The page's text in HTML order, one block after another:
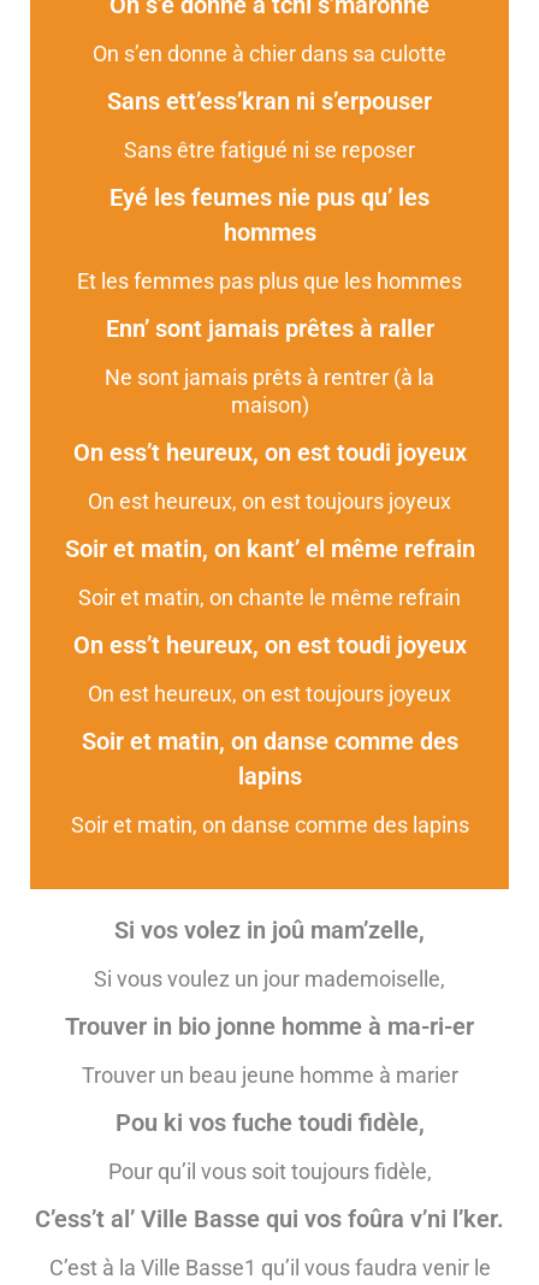
On s’en donne à chier dans sa culotte
Sans ett’ess’kran ni s’erpouser
Sans être fatigué ni se reposer
Eyé les feumes nie pus qu’ les
hommes
Et les femmes pas plus que les hommes
Enn’ sont jamais prêtes à raller
Ne sont jamais prêts à rentrer (à la
maison)
On ess’t heureux, on est toudi joyeux
On est heureux, on est toujours joyeux
Soir et matin, on kant’ el même refrain
Soir et matin, on chante le même refrain
On ess’t heureux, on est toudi joyeux
On est heureux, on est toujours joyeux
Soir et matin, on danse comme des
lapins
Soir et matin, on danse comme des lapins
Si vos volez in joû mam’zelle,
Si vous voulez un jour mademoiselle,
Trouver in bio jonne homme à ma-ri-er
Trouver un beau jeune homme à marier
Pou ki vos fuche toudi fidèle,
Pour qu’il vous soit toujours fidèle,
C’ess’t al’ Ville Basse qui vos foûra v’ni l’ker.
C’est à la Ville Basse1 qu’il vous faudra venir le